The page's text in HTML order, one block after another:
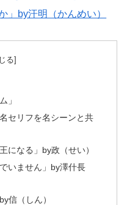
」by汗明（かんめい）
」
セリフを名シーンと共
になる」by政（せい）
いません」by澤什長
信（しん）